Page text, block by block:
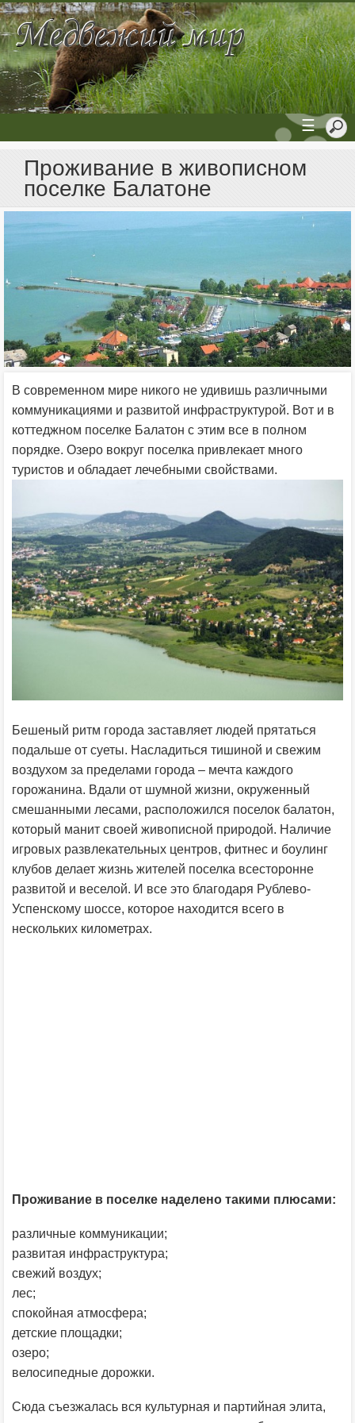
☰
Проживание в живописном
поселке Балатоне
В современном мире никого не удивишь различными
коммуникациями и развитой инфраструктурой. Вот и в
коттеджном поселке Балатон с этим все в полном
порядке. Озеро вокруг поселка привлекает много
туристов и обладает лечебными свойствами.
Бешеный ритм города заставляет людей прятаться
подальше от суеты. Насладиться тишиной и свежим
воздухом за пределами города – мечта каждого
горожанина. Вдали от шумной жизни, окруженный
смешанными лесами, расположился поселок балатон,
который манит своей живописной природой. Наличие
игровых развлекательных центров, фитнес и боулинг
клубов делает жизнь жителей поселка всесторонне
развитой и веселой. И все это благодаря Рублево-
Успенскому шоссе, которое находится всего в
нескольких километрах.
Проживание в поселке наделено такими плюсами:
различные коммуникации;
развитая инфраструктура;
свежий воздух;
лес;
спокойная атмосфера;
детские площадки;
озеро;
велосипедные дорожки.
Сюда съезжалась вся культурная и партийная элита,